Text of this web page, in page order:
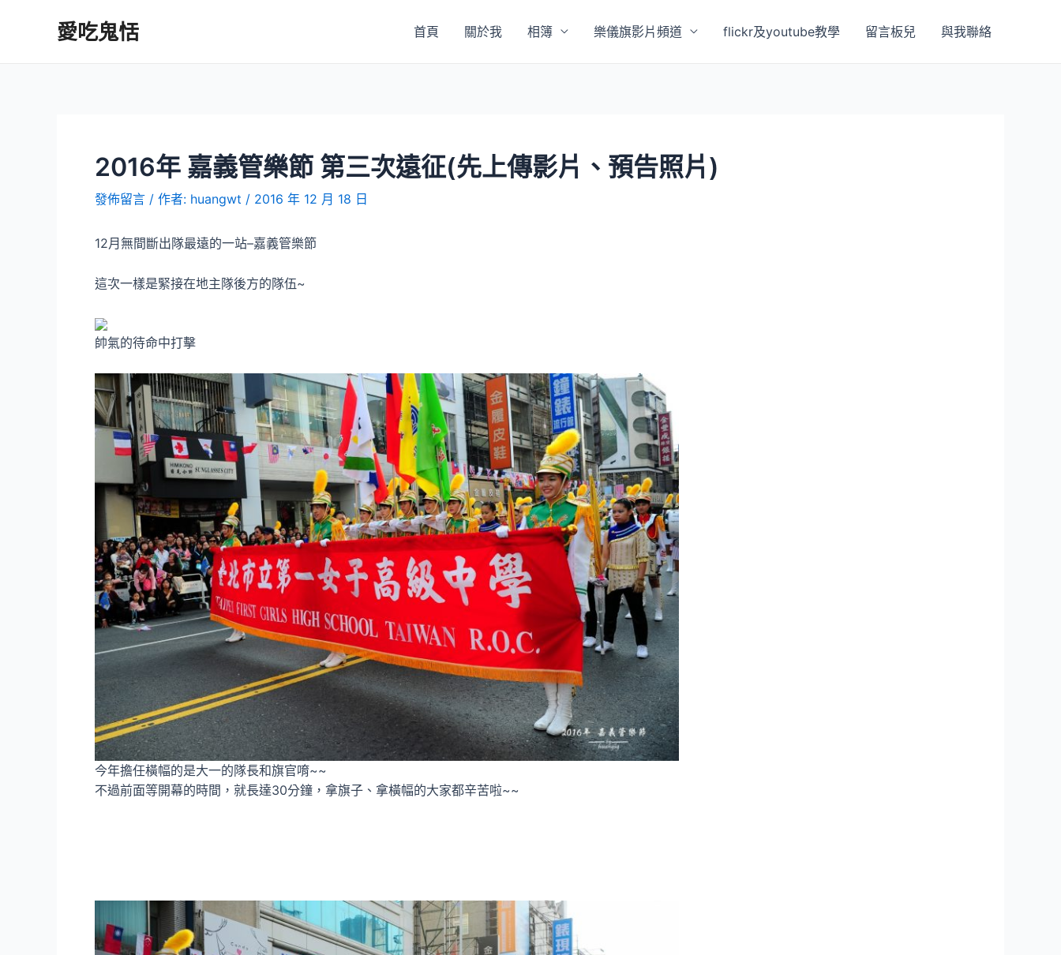
愛吃鬼恬 首頁 關於我 相簿 樂儀旗影片頻道 flickr及youtube教學 留言板兒 與我聯絡
2016年 嘉義管樂節 第三次遠征(先上傳影片、預告照片)
發佈留言 / 作者: huangwt / 2016 年 12 月 18 日
12月無間斷出隊最遠的一站–嘉義管樂節
這次一樣是緊接在地主隊後方的隊伍~
帥氣的待命中打擊
今年擔任橫幅的是大一的隊長和旗官唷~~
不過前面等開幕的時間，就長達30分鐘，拿旗子、拿橫幅的大家都辛苦啦~~